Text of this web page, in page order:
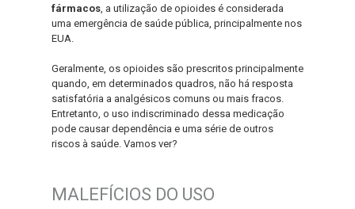
fármacos , a utilização de opioides é considerada
uma emergência de saúde pública, principalmente nos
EUA.
Geralmente, os opioides são prescritos principalmente
quando, em determinados quadros, não há resposta
satisfatória a analgésicos comuns ou mais fracos.
Entretanto, o uso indiscriminado dessa medicação
pode causar dependência e uma série de outros
riscos à saúde. Vamos ver?
MALEFÍCIOS DO USO